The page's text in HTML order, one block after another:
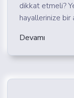
dikkat etmeli?
hayallerinize bir
Devamı